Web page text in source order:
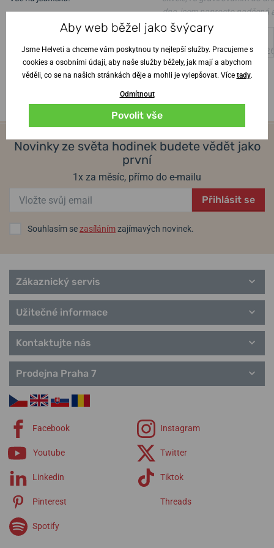
Ověřený zákazník • 6. 8. 2026
dne, jsem naprosto nadšená
manžel z hodinek též
Ověřený zákazník•4. 8.
Novinky ze světa hodinek budete vědět jako
první
1x za měsíc, přímo do e-mailu
Přihlásit se
Souhlasím sezasílánímzajímavých novinek.
Zákaznický servis
Užitečné informace
Kontaktujte nás
Prodejna Praha 7
Facebook Instagram
Youtube Twitter
Linkedin Tiktok
Pinterest Threads
Spotify
Aby web běžel jako švýcary
Jsme Helveti a chceme vám poskytnou ty nejlepší služby. Pracujeme s
cookies a osobními údaji, aby naše služby běžely, jak mají a abychom
věděli, co se na našich stránkách děje a mohli je vylepšovat. Více tady.
Odmítnout
Povolit vše